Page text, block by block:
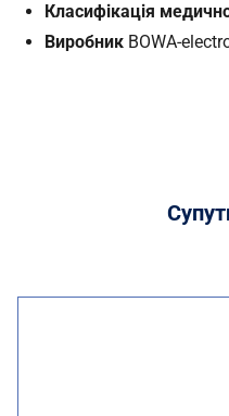
Класифікація
Виробник BOWA-